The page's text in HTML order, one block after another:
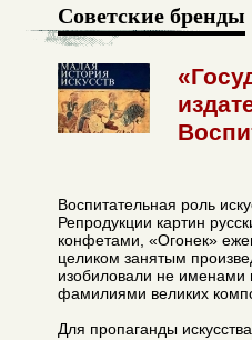
Советские бренды
Воспитательная роль
Репродукции картин
конфетами, «Огонек»
целиком занятым
изобиловали не именами
фамилиями великих
Для пропаганды